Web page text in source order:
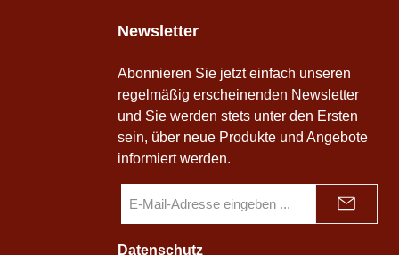
Newsletter
Abonnieren Sie jetzt einfach unseren
regelmäßig erscheinenden Newsletter
und Sie werden stets unter den Ersten
sein, über neue Produkte und Angebote
informiert werden.
Mail-
*
Datenschutz